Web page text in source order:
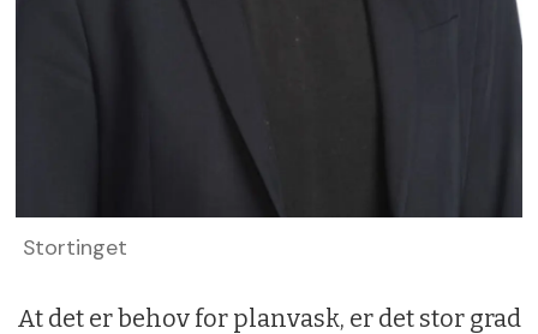
Stortinget
At det er behov for planvask, er det stor grad